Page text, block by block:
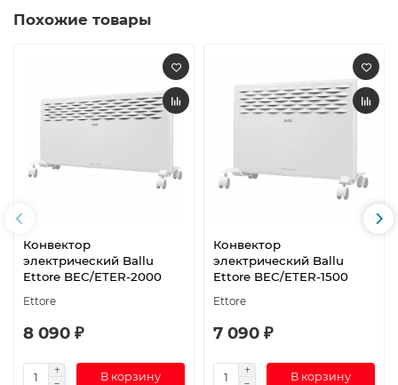
Похожие товары
Конвектор
электрический Ballu
Ettore BEC/ETER-2000
Ettore
8 090 ₽
В корзину
Конвектор
электрический Ballu
Ettore BEC/ETER-1500
Ettore
7 090 ₽
В корзину